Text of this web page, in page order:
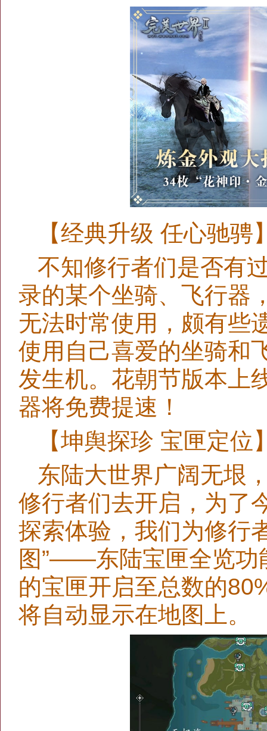
【经典升级 任心驰骋
不知修行者们是否有
录的某个坐骑、飞行器
无法时常使用，颇有些
使用自己喜爱的坐骑和
发生机。花朝节版本上
器将免费提速！
【坤舆探珍 宝匣定位
东陆大世界广阔无垠
修行者们去开启，为了
探索体验，我们为修行
图”——东陆宝匣全览功
的宝匣开启至总数的
将自动显示在地图上。